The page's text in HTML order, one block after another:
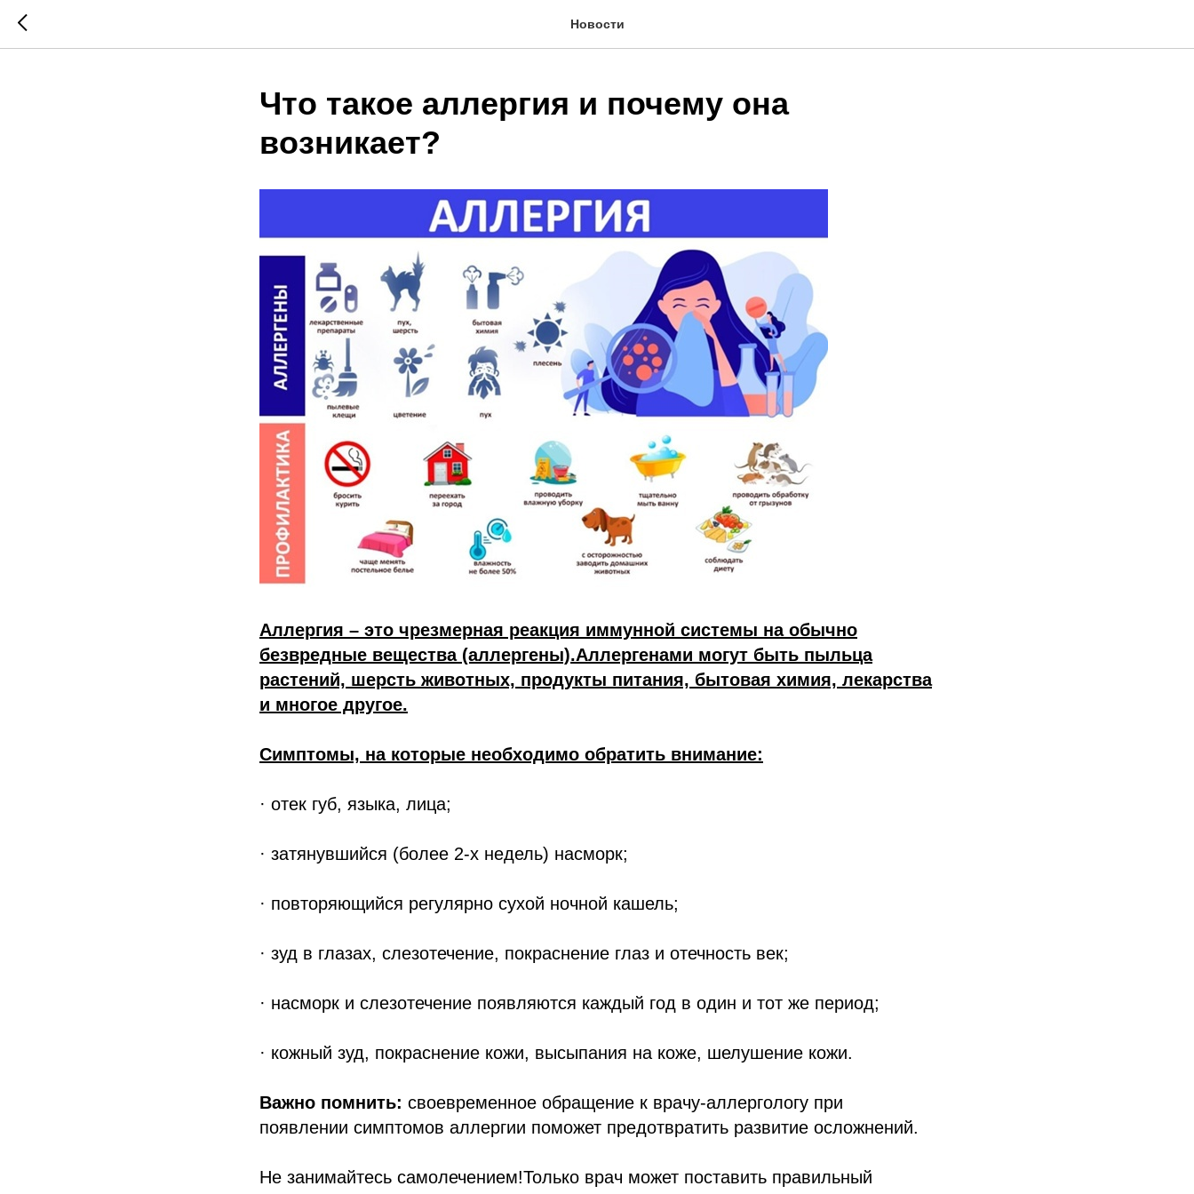
Новости
Что такое аллергия и почему она
возникает?
Аллергия – это чрезмерная реакция иммунной системы на обычно
безвредные вещества (аллергены).Аллергенами могут быть пыльца
растений, шерсть животных, продукты питания, бытовая химия, лекарства
и многое другое.
Симптомы, на которые необходимо обратить внимание:
· отек губ, языка, лица;
· затянувшийся (более 2-х недель) насморк;
· повторяющийся регулярно сухой ночной кашель;
· зуд в глазах, слезотечение, покраснение глаз и отечность век;
· насморк и слезотечение появляются каждый год в один и тот же период;
· кожный зуд, покраснение кожи, высыпания на коже, шелушение кожи.
Важно помнить: своевременное обращение к врачу-аллергологу при
появлении симптомов аллергии поможет предотвратить развитие осложнений.
Не занимайтесь самолечением!Только врач может поставить правильный